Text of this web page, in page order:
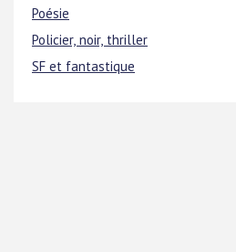
Poésie
Policier, noir, thriller
SF et fantastique